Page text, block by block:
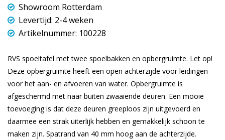
Showroom Rotterdam
Levertijd: 2-4 weken
Artikelnummer: 100228
RVS spoeltafel met twee spoelbakken en opbergruimte. Let op!
Deze opbergruimte heeft een open achterzijde voor leidingen
voor het aan- en afvoeren van water. Opbergruimte is
afgeschermd met naar buiten zwaaiende deuren. Een mooie
toevoeging is dat deze deuren greeploos zijn uitgevoerd en
daarmee een strak uiterlijk hebben en gemakkelijk schoon te
maken zijn. Spatrand van 40 mm hoog aan de achterzijde.